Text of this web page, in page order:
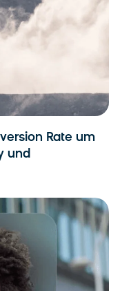
Rate um
und